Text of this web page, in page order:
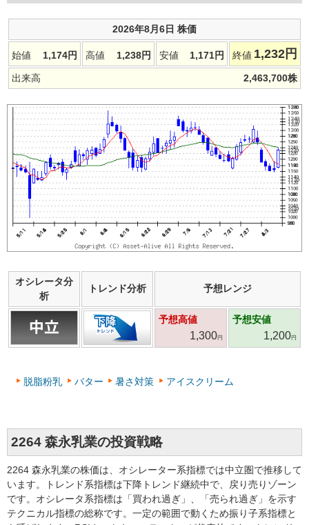
2026年8月6日 株価
始値 1,174円 高値 1,238円 安値 1,171円 終値 1,232 円
出来高 2,463,700株
オシレータ分
析
トレンド分析 予想レンジ
予想高値
1,300円
予想安値
1,200円
脱脂粉乳 バター 暑さ対策 アイスクリーム
2264 森永乳業の投資戦略
2264 森永乳業の株価は、オシレーター系指標では中立圏で推移して
います。トレンド系指標は下降トレンド継続中で、戻り売りゾーン
です。オシレータ系指標は「買われ過ぎ」、「売られ過ぎ」を示す
テクニカル指標の総称です。一定の範囲で動くため振り子系指標と